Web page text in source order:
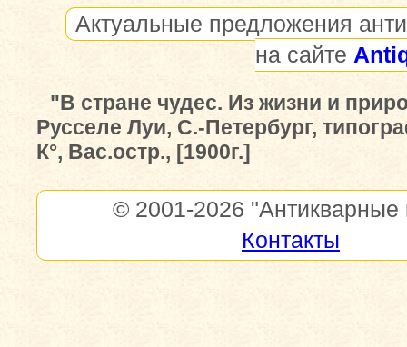
Актуальные предложения
на сайте
"В стране чудес. Из жизни и
Русселе Луи, С.-Петербург,
К°, Вас.остр., [1900г.]
© 2001-2026 "Антикварные
Контакты